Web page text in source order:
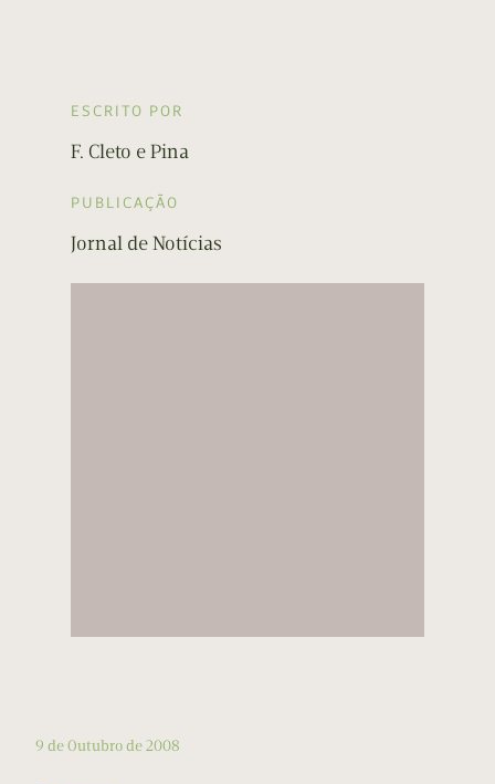
ESCRITO POR
F. Cleto e Pina
PUBLICAÇÃO
Jornal de Notícias
9 de Outubro de 2008